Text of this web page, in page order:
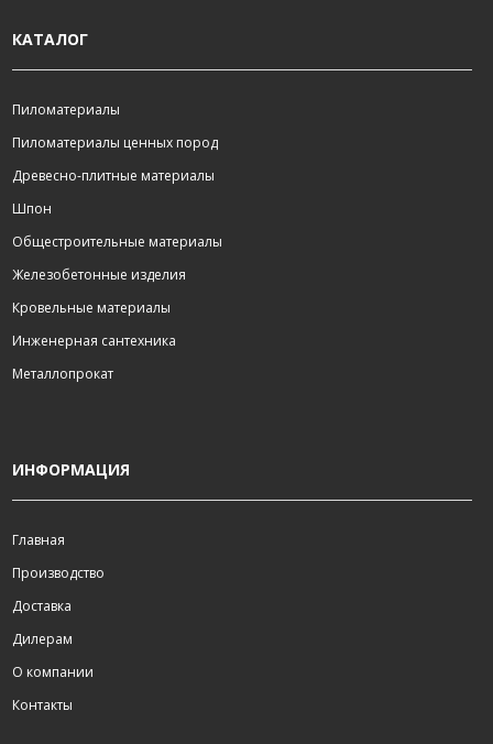
КАТАЛОГ
Пиломатериалы
Пиломатериалы ценных пород
Древесно-плитные материалы
Шпон
Общестроительные материалы
Железобетонные изделия
Кровельные материалы
Инженерная сантехника
Металлопрокат
ИНФОРМАЦИЯ
Главная
Производство
Доставка
Дилерам
О компании
Контакты